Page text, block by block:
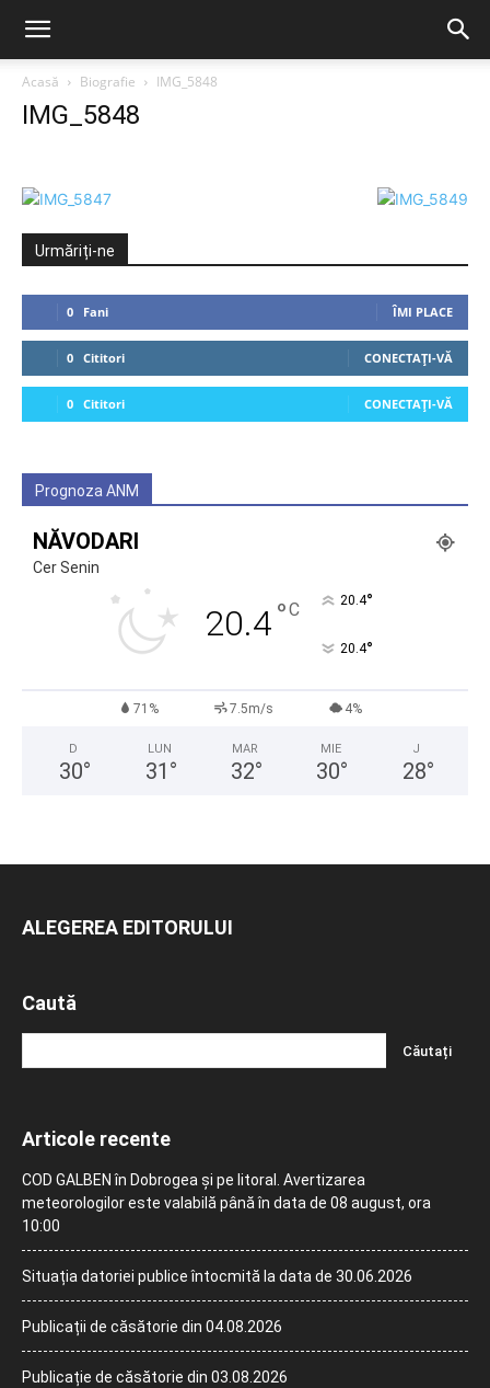
Acasă Biografie IMG_5848
IMG_5848
Urmăriți-ne
0 Fani ÎMI PLACE
0 Cititori CONECTAȚI-VĂ
0 Cititori CONECTAȚI-VĂ
Prognoza ANM
NĂVODARI
Cer Senin
20.4°C 20.4°
20.4°
71% 7.5m/s 4%
D
30°
LUN
31 °
MAR
32°
MIE
30°
J
28°
ALEGEREA EDITORULUI
Caută
Articole recente
COD GALBEN în Dobrogea și pe litoral. Avertizarea
meteorologilor este valabilă până în data de 08 august, ora
10:00
Situația datoriei publice întocmită la data de 30.06.2026
Publicații de căsătorie din 04.08.2026
Publicație de căsătorie din 03.08.2026